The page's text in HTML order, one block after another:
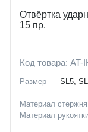
Отвёртка
15 пр.
Код товара: AT-
Размер
SL5,
Материал стержня
Материал